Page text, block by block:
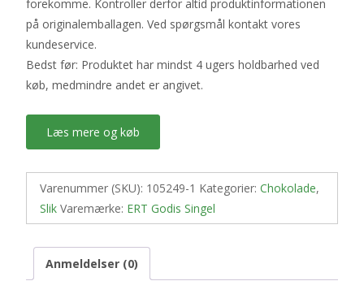
forekomme. Kontroller derfor altid produktinformationen
på originalemballagen. Ved spørgsmål kontakt vores
kundeservice.
Bedst før: Produktet har mindst 4 ugers holdbarhed ved
køb, medmindre andet er angivet.
Læs mere og køb
Varenummer (SKU): 105249-1 Kategorier: Chokolade,
Slik Varemærke: ERT Godis Singel
Anmeldelser (0)